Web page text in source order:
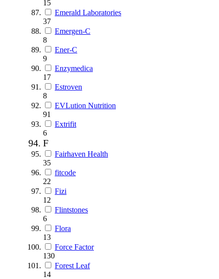
15
Emerald Laboratories
37
Emergen-C
8
Ener-C
9
Enzymedica
17
Estroven
8
EVLution Nutrition
91
Extrifit
6
F
Fairhaven Health
35
fitcode
22
Fizi
12
Flintstones
6
Flora
13
Force Factor
130
Forest Leaf
14